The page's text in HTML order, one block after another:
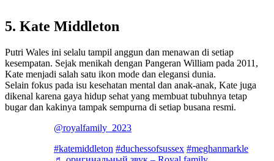
5. Kate Middleton
Putri Wales ini selalu tampil anggun dan menawan di setiap
kesempatan. Sejak menikah dengan Pangeran William pada 2011,
Kate menjadi salah satu ikon mode dan elegansi dunia.
Selain fokus pada isu kesehatan mental dan anak-anak, Kate juga
dikenal karena gaya hidup sehat yang membuat tubuhnya tetap
bugar dan kakinya tampak sempurna di setiap busana resmi.
@royalfamily_2023
#katemiddleton #duchessofsussex #meghanmarkle